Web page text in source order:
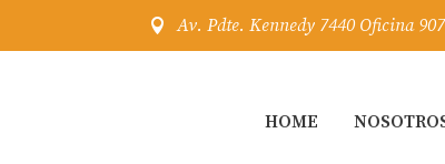
 Av. Pdte. Kennedy 7440 Oficina
HOME